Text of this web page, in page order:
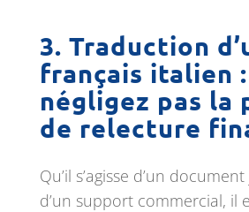
3. Traduction
français italien
négligez pas la
de relecture
Qu’il s’agisse d’un
d’un support commercial, il